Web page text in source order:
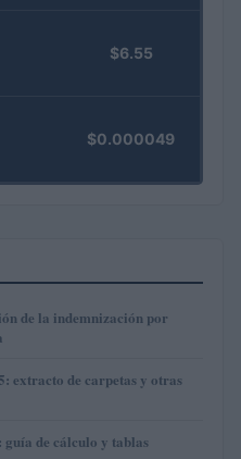
$6.55
$0.000049
de la indemnización por
extracto de carpetas y otras
de cálculo y tablas